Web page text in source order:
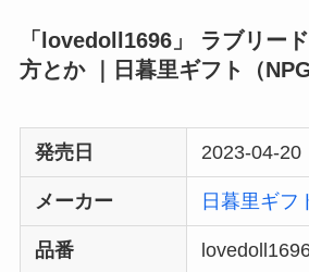
「lovedoll1696」 ラブリー
方とか ｜日暮里ギフト（
発売日 2023-04-20
メーカー 日暮里ギフ
品番